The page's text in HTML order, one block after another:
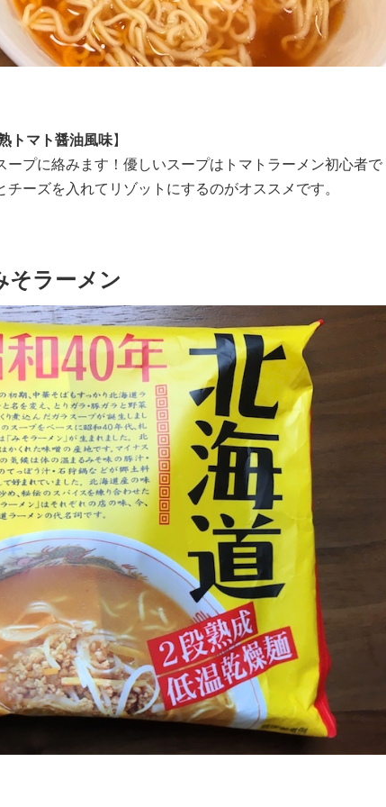
トマト醤油風味】
プに絡みます！優しいスープはトマトラーメン初心者で
ーズを入れてリゾットにするのがオススメです。
そラーメン